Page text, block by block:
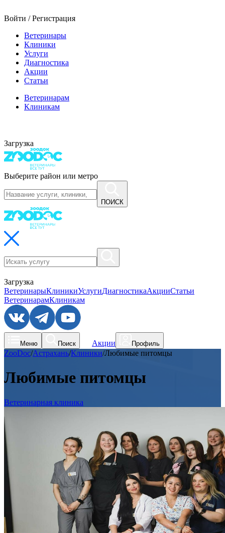
Войти / Регистрация
Ветеринары
Клиники
Услуги
Диагностика
Акции
Статьи
Ветеринарам
Клиникам
Загрузка
Выберите район или метро
ПОИСК
Загрузка
ВетеринарыКлиникиУслугиДиагностикаАкцииСтатьи
ВетеринарамКлиникам
Меню Поиск Акции Профиль
ZooDoc/Астрахань/Клиники/Любимые питомцы
Любимые питомцы
Ветеринарная клиника